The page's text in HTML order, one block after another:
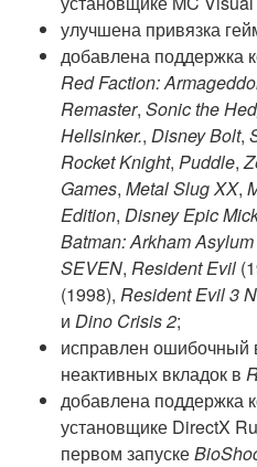
улучшена привязка
добавлена поддержка
Red Faction:
Remaster, Sonic the
Hellsinker., Disney Bolt,
Rocket Knight, Puddle,
Games, Metal Slug XX,
Edition, Disney Epic
Batman: Arkham
SEVEN, Resident Evil
(1998), Resident Evil 3
и Dino Crisis 2;
исправлен ошибочный
неактивных вкладок в
добавлена поддержка
установщике DirectX
первом запуске